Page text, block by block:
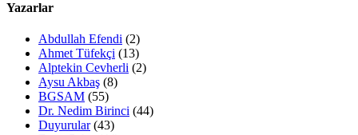
Yazarlar
Abdullah Efendi (2)
Ahmet Tüfekçi (13)
Alptekin Cevherli (2)
Aysu Akbaş (8)
BGSAM (55)
Dr. Nedim Birinci (44)
Duyurular(43)